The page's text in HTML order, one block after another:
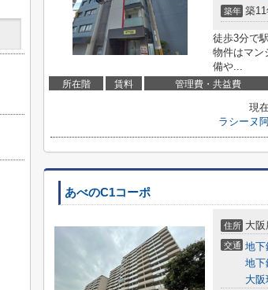
築年 築
徒歩3分で
物件はマン
備や...
所在階 賃料 管理費・共益費
現
ラシーヌ
あべのC1コーポ
住所 大阪
交通 地下
地下
大阪